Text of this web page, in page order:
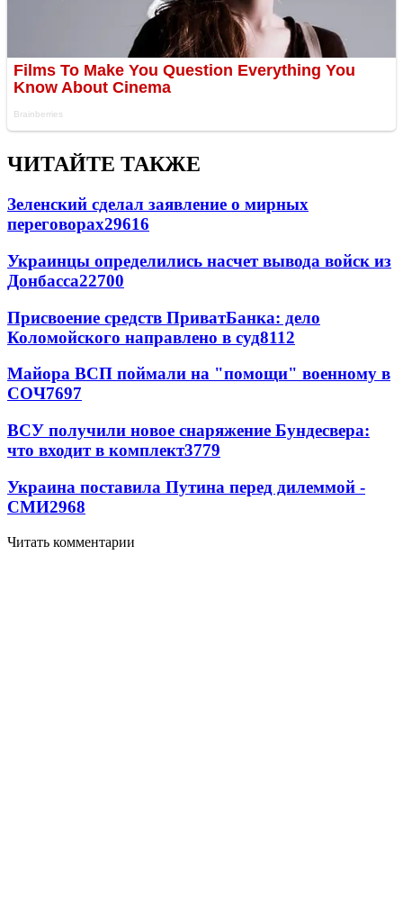
ЧИТАЙТЕ ТАКЖЕ
Зеленский сделал заявление о мирных
переговорах29616
Украинцы определились насчет вывода войск из
Донбасса22700
Присвоение средств ПриватБанка: дело
Коломойского направлено в суд8112
Майора ВСП поймали на "помощи" военному в
СОЧ7697
ВСУ получили новое снаряжение Бундесвера:
что входит в комплект3779
Украина поставила Путина перед дилеммой -
СМИ2968
Читать комментарии